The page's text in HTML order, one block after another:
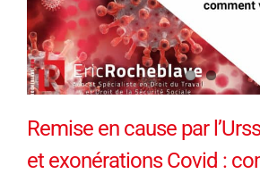
Remise en cause par
et exonérations Covid :